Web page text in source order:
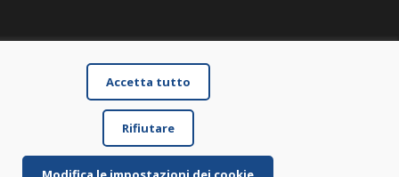
Accetta tutto
Rifiutare